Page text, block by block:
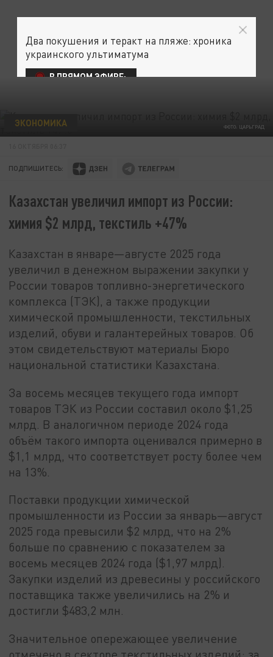
ФОТО: ЦАРЬГРАД
ЭКОНОМИКА
ПОДПИШИТЕСЬ:
Казахстан увеличил импорт из России:
химия $2 млрд, текстиль +47%
Казахстан в январе—августе 2025 года
увеличил в денежном выражении закупки у
России товаров топливно-энергетического
комплекса (ТЭК), а также продукции
химической промышленности, текстильных
изделий, обуви и галантерейных товаров. Об
этом свидетельствуют материалы Бюро
национальной статистики Казахстана.
За восемь месяцев текущего года импорт
товаров ТЭК из России составил около $1,25
млрд. В аналогичном периоде 2024 года
объём такого импорта оценивался примерно в
$1,1 млрд, что соответствует росту более чем
на 13%.
Поставки продукции химической
промышленности из России за январь—август
2025 года превысили $2 млрд, что на 2%
больше по сравнению с показателем за
восемь месяцев 2024 года ($1,97 млрд).
Закупки изделий из древесины у российского
поставщика также увеличились на 2% и
достигли $483,2 млн.
Значительное опережающее увеличение
Два покушения и теракт на пляже: хроника
украинского ультиматума
В ПРЯМОМ ЭФИРЕ: